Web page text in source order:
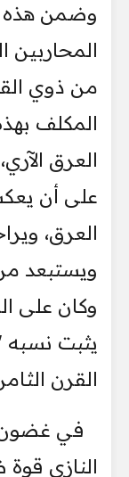
وضمن هذه
المحاربين
من ذوي
المكلف
العرق
على أن
العرق،
ويستبعد من
وكان على
يثبت نسبه
القرن
في غضون
النازي